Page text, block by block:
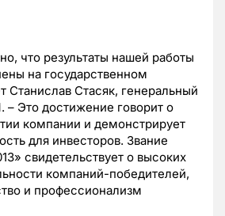
что результаты нашей работы
на государственном
Станислав Стасяк, генеральный
Это достижение говорит о
компании и демонстрирует
для инвесторов. Звание
свидетельствует о высоких
компаний-победителей,
и профессионализм